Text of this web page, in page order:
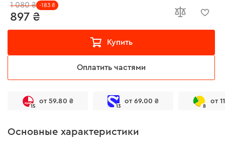
897 ₴
1 080 ₴ -183 ₴
Купить
Оплатить частями
15
от 59.80 ₴
13
от 69.00 ₴
8
от
Основные характеристики